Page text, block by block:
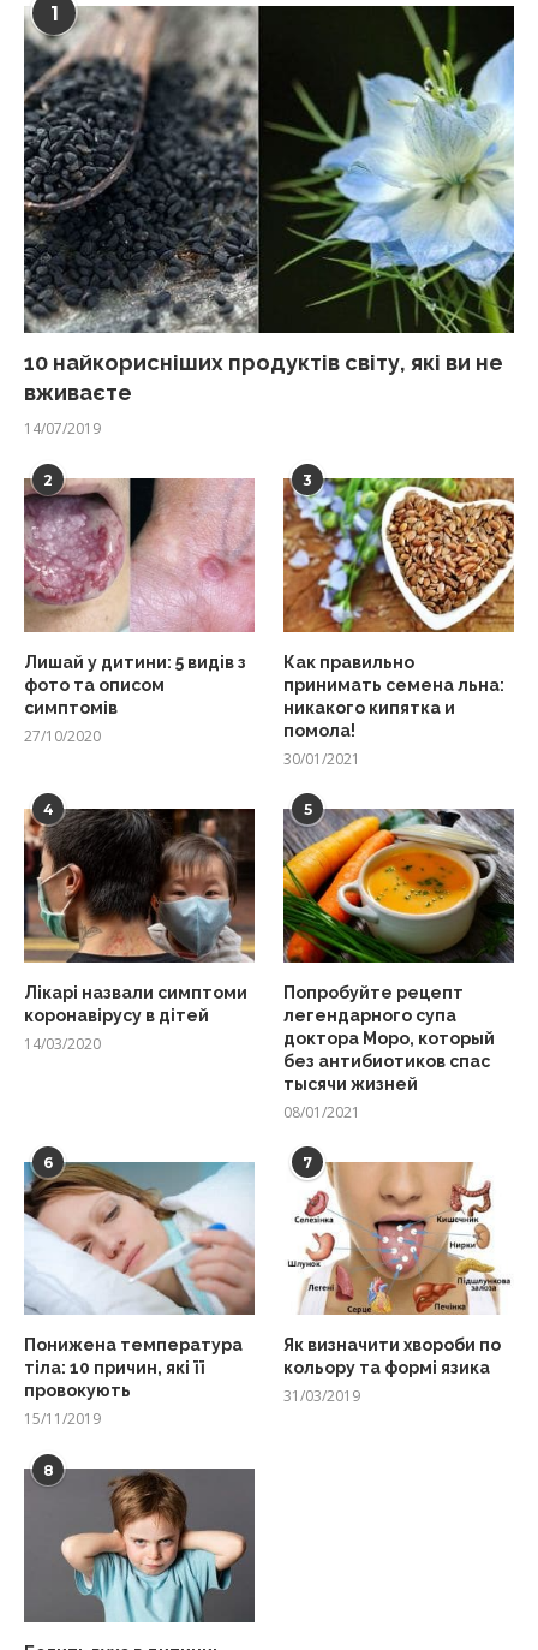
1
10 найкорисніших продуктів світу, які ви не
вживаєте
14/07/2019
2
Лишай у дитини: 5 видів з
фото та описом
симптомів
27/10/2020
3
Как правильно
принимать семена льна:
никакого кипятка и
помола!
30/01/2021
4
Лікарі назвали симптоми
коронавірусу в дітей
14/03/2020
5
Попробуйте рецепт
легендарного супа
доктора Моро, который
без антибиотиков спас
тысячи жизней
08/01/2021
6
Понижена температура
тіла: 10 причин, які її
провокують
15/11/2019
7
Як визначити хвороби по
кольору та формі язика
31/03/2019
8